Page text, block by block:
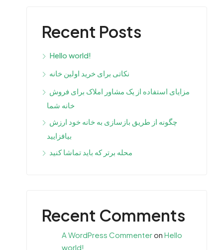
Recent Posts
Hello world!
نکاتی برای خرید اولین خانه
مزایای استفاده از یک مشاور املاک برای فروش
خانه شما
چگونه از طریق بازسازی به خانه خود ارزش
بیافزایید
محله برتر که باید تماشا کنید
Recent Comments
A WordPress Commenteron Hello
world!